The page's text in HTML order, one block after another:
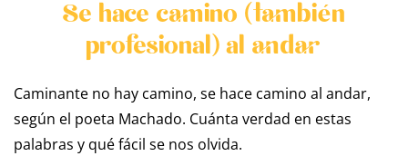
Se hace camino (también
profesional) al andar
Caminante no hay camino, se hace camino al andar,
según el poeta Machado. Cuánta verdad en estas
palabras y qué fácil se nos olvida.